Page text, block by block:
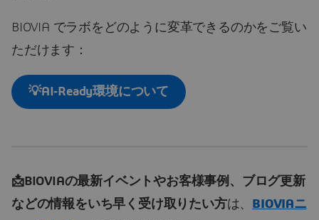
BIOVIA でラボをどのように変革できるのかをご覧い
ただけます：
💡AI‑Ready環境について
📩BIOVIAの最新イベントやお客様事例、ブログ更新
などの情報をいち早く受け取りたい方は、 BIOVIAニ